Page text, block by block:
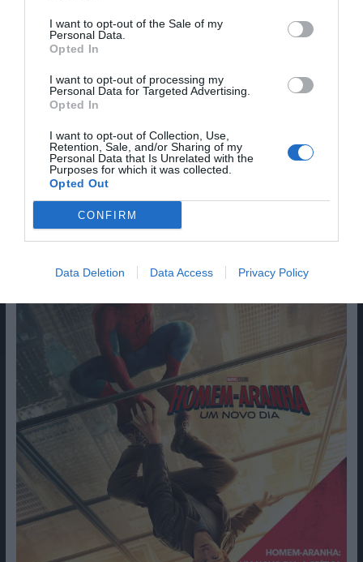
I want to opt-out of the Sale of my
Personal Data.
Opted In
I want to opt-out of processing my
Personal Data for Targeted Advertising.
Opted In
I want to opt-out of Collection, Use,
Retention, Sale, and/or Sharing of my
Personal Data that Is Unrelated with the
Purposes for which it was collected.
Opted Out
CONFIRM
Data Deletion Data Access Privacy Policy
para a próxima vez que eu comentar.
Sim, adicione-me à mailing list da Newsletter MHD